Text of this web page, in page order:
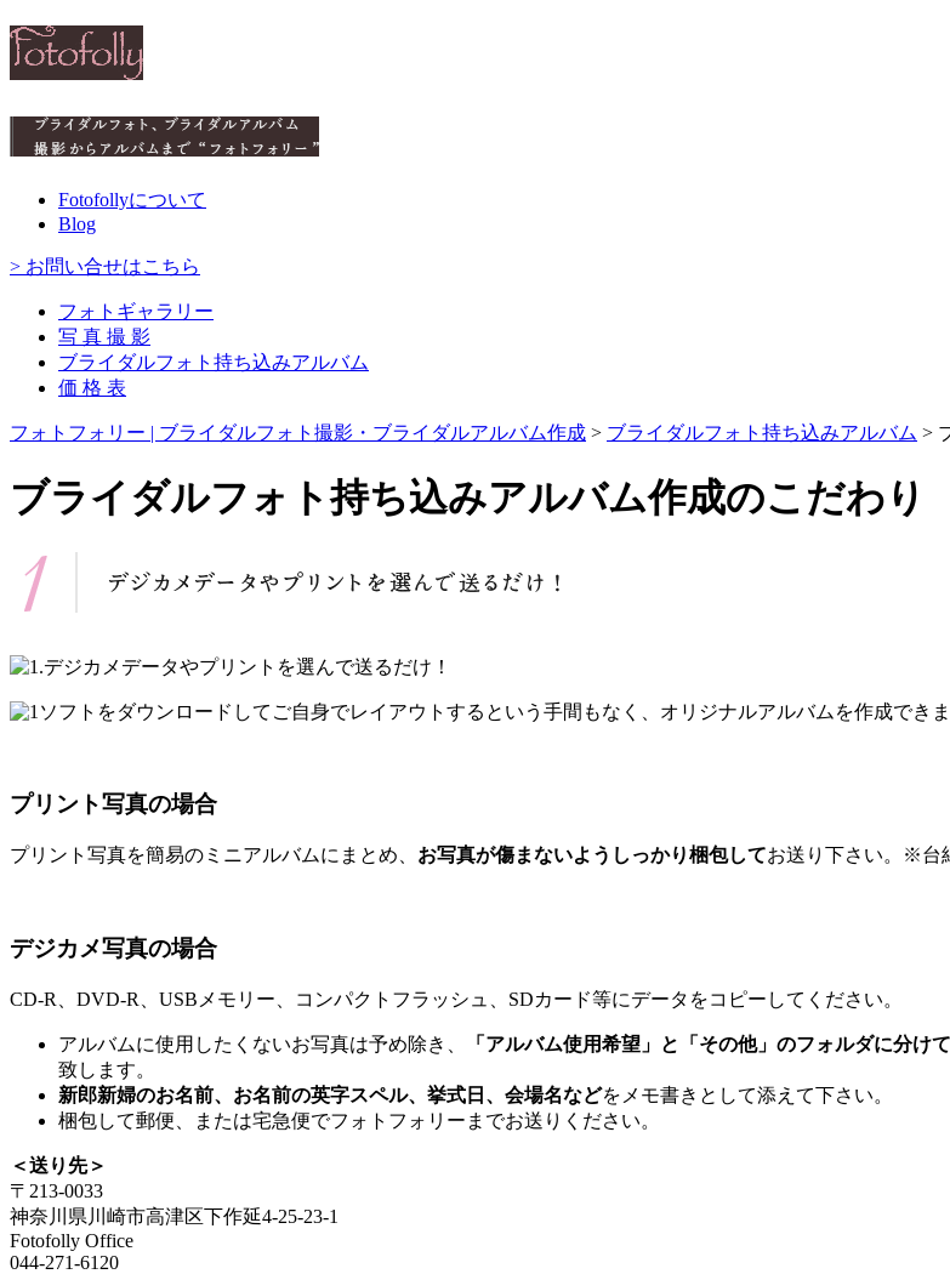
Fotofollyについて
Blog
> お問い合せはこちら
フォトギャラリー
写 真 撮 影
ブライダルフォト持ち込みアルバム
価 格 表
フォトフォリー | ブライダルフォト撮影・ブライダルアルバム作成 > ブライダルフォト持ち込みアルバム >
ブライダルフォト持ち込みアルバム作成のこだわり
ソフトをダウンロードしてご自身でレイアウトするという手間もなく、オリジナルアルバムを作成できま
プリント写真の場合
プリント写真を簡易のミニアルバムにまとめ、 お写真が傷まないようしっかり梱包してお送り下さい。※台
デジカメ写真の場合
CD-R、DVD-R、USBメモリー、コンパクトフラッシュ、SDカード等にデータをコピーしてください。
アルバムに使用したくないお写真は予め除き、 「アルバム使用希望」と「その他」のフォルダに分け
致します。
新郎新婦のお名前、お名前の英字スペル、挙式日、会場名などをメモ書きとして添えて下さい。
梱包して郵便、または宅急便でフォトフォリーまでお送りください。
＜送り先＞
〒213-0033
神奈川県川崎市高津区下作延4-25-23-1
Fotofolly Office
044-271-6120